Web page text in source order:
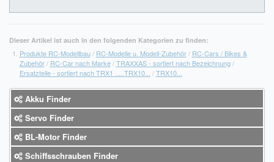
Dieser Artikel ist auch in den folgenden Kategorien zu finden:
Produkte RC-Modellbau/ RC-Modelle u. Modell-Zubehör/ RC-Cars / Bikes &
Zubehör/ RC-Car nach Marke/TRAXXAS - sortiert nach Bezeichnung/
Ersatzteile - sortiert nach TRX1 .....TRX10... /TRX10...
Akku Finder
Servo Finder
BL-Motor Finder
Schiffsschrauben Finder